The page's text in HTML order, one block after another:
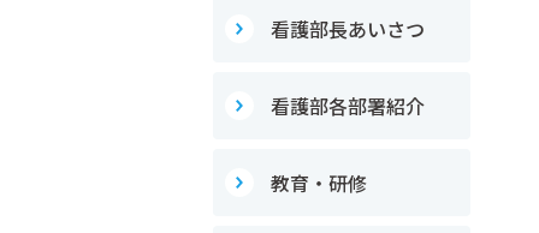
看護部長あいさつ
看護部各部署紹介
教育・研修